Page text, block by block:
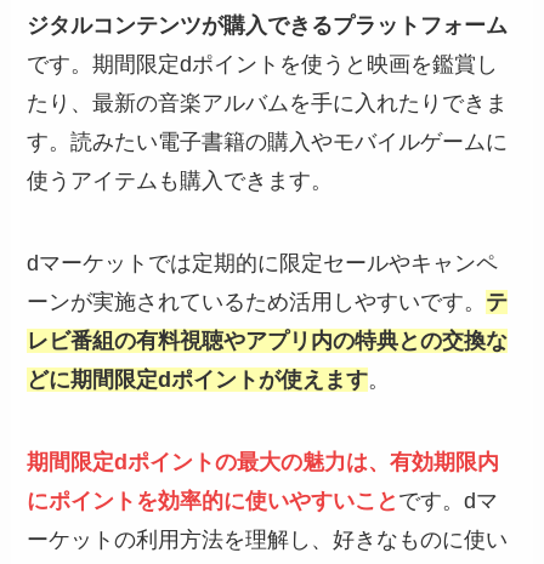
ジタルコンテンツが購入できるプラットフォーム
です。期間限定dポイントを使うと映画を鑑賞し
たり、最新の音楽アルバムを手に入れたりできま
す。読みたい電子書籍の購入やモバイルゲームに
使うアイテムも購入できます。
dマーケットでは定期的に限定セールやキャンペ
ーンが実施されているため活用しやすいです。 テ
レビ番組の有料視聴やアプリ内の特典との交換な
どに期間限定dポイントが使えます。
期間限定dポイントの最大の魅力は、有効期限内
にポイントを効率的に使いやすいこと です。dマ
ーケットの利用方法を理解し、好きなものに使い